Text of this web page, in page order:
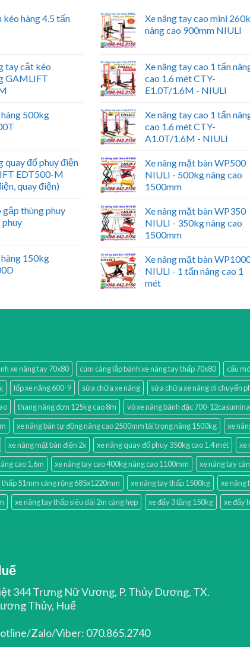
kéo hàng 4.5 tấn
tay cắt kéo
GAMLIFT
500kg
quay đổ phuy điện
EDT500-M
quay điện)
gắp thùng phuy
150kg
Xe nâng tay cao mini
nâng cao 900mm NIULI
Xe nâng tay cao 1 tấn
cao 1.6 mét CTY-
E1.0T/1.6M - NIULI
Xe nâng tay cao 1 tấn
cao 1.6 mét CTY-
A1.0T/1.6M - NIULI
Xe nâng mặt bàn WP500
NIULI - 500kg nâng cao
1500mm
Xe nâng mặt bàn WP350
NIULI - 350kg nâng cao
1500mm
Xe nâng mặt bàn
NIULI - 1 tấn nâng cao 1
mét
xe nâng tay 70x80 cùm càng lắp bánh xe nâng tay thấp 70x80
cẩu
lốp xe nâng 600-9 sửa chữa xe nâng sửa chữa xe nâng di chuyển
thang nâng đơn 125kg cao 8m vỏ xe nâng bánh đặc 700-12casumina
xe nâng bán tự động nâng cao 2500mm tải trọng nâng 1500kg xe
xe nâng mặt bàn điện 2x xe nâng quay đổ phuy 350kg cao 1.4 mét
xe
cao 1.6m xe nâng tay cao 400kg nâng cao 1100mm xe nâng tay
thấp 51mm càng rộng 685x1220mm xe nâng tay thấp 1500kg
xe nâng
xe nâng tay thấp siêu dài 2m càng hẹp xe đẩy 3 tầng 150kg xe đẩy
344 Trưng Nữ Vương, P. Thủy Dương, TX.
Thủy, Huế
Zalo/Viber: 070.865.2740